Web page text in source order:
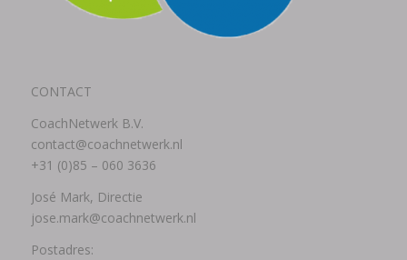
CONTACT
CoachNetwerk B.V.
contact@coachnetwerk.nl
+31 (0)85 – 060 3636
José Mark, Directie
jose.mark@coachnetwerk.nl
Postadres: